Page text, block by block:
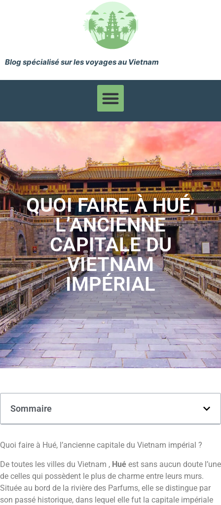
Blog spécialisé sur les voyages au Vietnam
QUOI FAIRE À HUÉ,
L’ANCIENNE
CAPITALE DU
VIETNAM
IMPÉRIAL
Sommaire
Quoi faire à Hué, l’ancienne capitale du Vietnam impérial ?
De toutes les villes du Vietnam , Hué est sans aucun doute l’une
de celles qui possèdent le plus de charme entre leurs murs.
Située au bord de la rivière des Parfums, elle se distingue par
son passé historique, dans lequel elle fut la capitale impériale